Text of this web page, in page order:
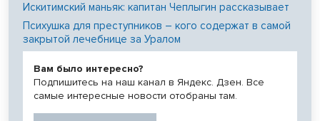
Искитимский маньяк: капитан Чеплыгин рассказывает
Психушка для преступников – кого содержат в самой
закрытой лечебнице за Уралом
Вам было интересно?
Подпишитесь на наш канал в Яндекс. Дзен. Все
самые интересные новости отобраны там.